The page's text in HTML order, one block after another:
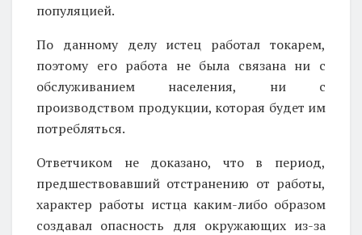
популяцией.
По данному делу истец работал токарем,
поэтому его работа не была связана ни с
обслуживанием населения, ни с
производством продукции, которая будет им
потребляться.
Ответчиком не доказано, что в период,
предшествовавший отстранению от работы,
характер работы истца каким-либо образом
создавал опасность для окружающих из-за